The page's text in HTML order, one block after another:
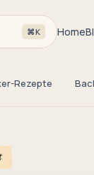
⌘K Home
Rezepte